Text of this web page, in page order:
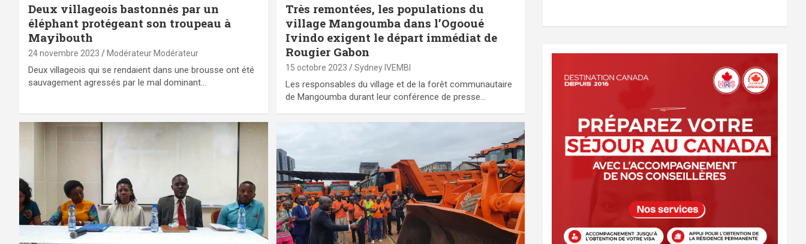
Deux villageois bastonnés par un
éléphant protégeant son troupeau à
Mayibouth
24 novembre 2023 Modérateur Modérateur
Deux villageois qui se rendaient dans une brousse ont été
sauvagement agressés par le mal dominant…
Très remontées, les populations du
village Mangoumba dans l’Ogooué
Ivindo exigent le départ immédiat de
Rougier Gabon
15 octobre 2023 Sydney IVEMBI
Les responsables du village et de la forêt communautaire
de Mangoumba durant leur conférence de presse…